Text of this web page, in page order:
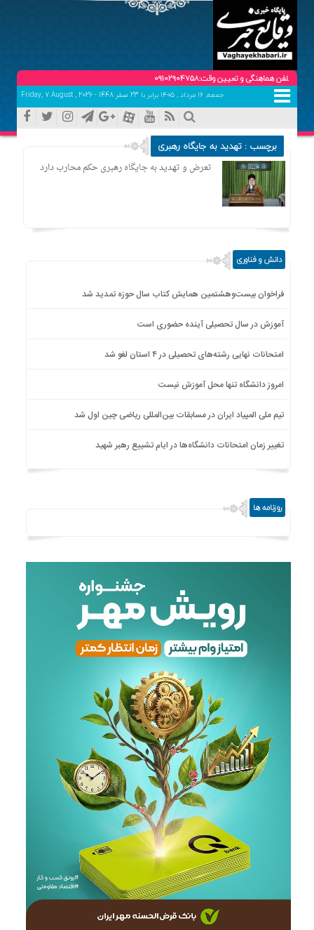
جمعه, ۱۶ مرداد , ۱۴۰۵ برابر با 23 صفر 1448 - Friday, 7 August , 2026
برچسب : تهدید به جایگاه رهبری
تعرض و تهدید به جایگاه رهبری حکم محارب دارد
دانش و فناوری
فراخوان بیست‌وهشتمین همایش کتاب سال حوزه تمدید شد
آموزش در سال تحصیلی آینده حضوری است
امتحانات نهایی رشته‌های تحصیلی در ۴ استان لغو شد
امروز دانشگاه تنها محل آموزش نیست
تیم ملی المپیاد ایران در مسابقات بین‌المللی ریاضی چین اول شد
تغییر زمان امتحانات دانشگاه‌ها در ایام تشییع رهبر شهید
روزنامه ها